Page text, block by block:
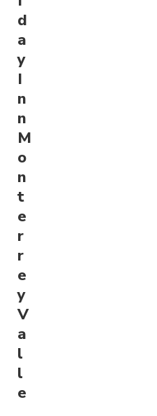
d
a
y
I
n
n
M
o
n
t
e
r
r
e
y
V
a
l
l
e